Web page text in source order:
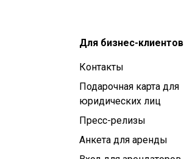
Для бизнес-клиентов
Контакты
Подарочная карта для
юридических лиц
Пресс-релизы
Анкета для аренды